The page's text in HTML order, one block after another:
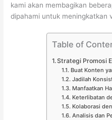
kami akan membagikan
dipahami untuk meningkatkan
Table of
Strategi Promosi
Buat Konten
Jadilah
Manfaatkan
Keterlibatan
Kolaborasi
Analisis dan